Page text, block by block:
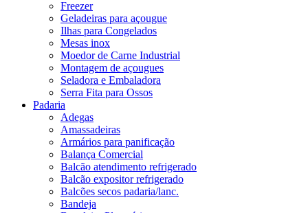
Freezer
Geladeiras para açougue
Ilhas para Congelados
Mesas inox
Moedor de Carne Industrial
Montagem de açougues
Seladora e Embaladora
Serra Fita para Ossos
Padaria
Adegas
Amassadeiras
Armários para panificação
Balança Comercial
Balcão atendimento refrigerado
Balcão expositor refrigerado
Balcões secos padaria/lanc.
Bandeja